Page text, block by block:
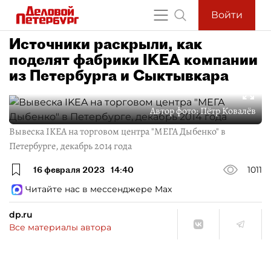
Войти
Источники раскрыли, как
поделят фабрики IKEA компании
из Петербурга и Сыктывкара
Автор фото:Пётр Ковалёв
Вывеска IKEA на торговом центра "МЕГА Дыбенко" в
Петербурге, декабрь 2014 года
16 февраля 2023 14:40
1011
Читайте нас в мессенджере Max
dp.ru
Все материалы автора